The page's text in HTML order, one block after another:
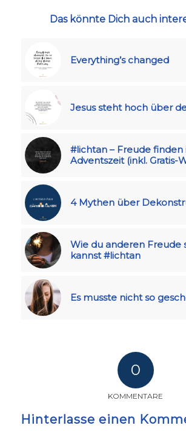
Das könnte Dich auch
Everything’s changed
Jesus steht hoch über
#lichtan – Freude finden
Adventszeit (inkl. Gratis-
4 Mythen über
Wie du anderen Freude
kannst #lichtan
Es musste nicht so
0
KOMMENTARE
Hinterlasse einen